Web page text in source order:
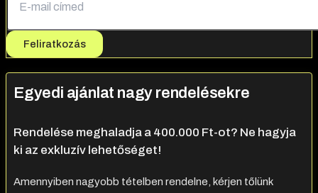
Feliratkozás
Egyedi ajánlat nagy rendelésekre
Rendelése meghaladja a 400.000 Ft-ot? Ne hagyja
ki az exkluzív lehetőséget!
Amennyiben nagyobb tételben rendelne, kérjen tőlünk